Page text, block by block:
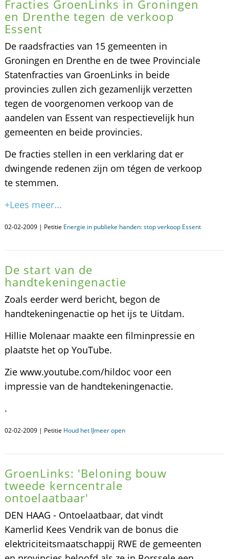
Fracties GroenLinks in Groningen
en Drenthe tegen de verkoop
Essent
De raadsfracties van 15 gemeenten in
Groningen en Drenthe en de twee Provinciale
Statenfracties van GroenLinks in beide
provincies zullen zich gezamenlijk verzetten
tegen de voorgenomen verkoop van de
aandelen van Essent van respectievelijk hun
gemeenten en beide provincies.
De fracties stellen in een verklaring dat er
dwingende redenen zijn om tégen de verkoop
te stemmen.
+Lees meer...
02-02-2009 | Petitie Energie in publieke handen: stop verkoop Essent
De start van de
handtekeningenactie
Zoals eerder werd bericht, begon de
handtekeningenactie op het ijs te Uitdam.
Hillie Molenaar maakte een filminpressie en
plaatste het op YouTube.
Zie www.youtube.com/hildoc voor een
impressie van de handtekeningenactie.
.
02-02-2009 | Petitie Houd het IJmeer open
GroenLinks: 'Beloning bouw
tweede kerncentrale
ontoelaatbaar'
DEN HAAG - Ontoelaatbaar, dat vindt
Kamerlid Kees Vendrik van de bonus die
elektriciteitsmaatschappij RWE de gemeenten